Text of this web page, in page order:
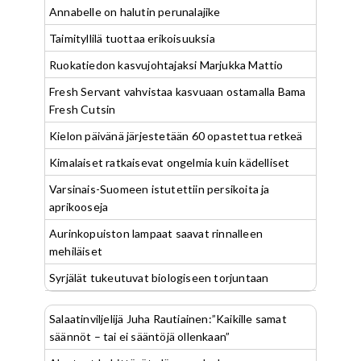
Annabelle on halutin perunalajike
Taimityllilä tuottaa erikoisuuksia
Ruokatiedon kasvujohtajaksi Marjukka Mattio
Fresh Servant vahvistaa kasvuaan ostamalla Bama
Fresh Cutsin
Kielon päivänä järjestetään 60 opastettua retkeä
Kimalaiset ratkaisevat ongelmia kuin kädelliset
Varsinais-Suomeen istutettiin persikoita ja
aprikooseja
Aurinkopuiston lampaat saavat rinnalleen
mehiläiset
Syrjälät tukeutuvat biologiseen torjuntaan
Salaatinviljelijä Juha Rautiainen:”Kaikille samat
säännöt – tai ei sääntöjä ollenkaan”